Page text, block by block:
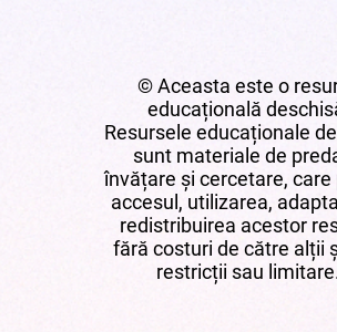
© Aceasta este o
educațională
Resursele educaționale
sunt materiale de
învățare și cercetare,
accesul, utilizarea,
redistribuirea acestor
fără costuri de către alții
restricții sau